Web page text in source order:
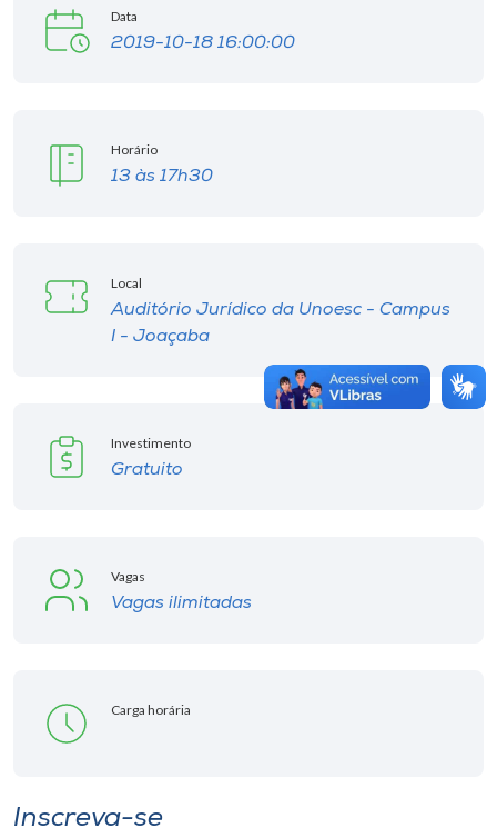
Data
2019-10-18 16:00:00
Horário
13 às 17h30
Local
Auditório Jurídico da Unoesc - Campus
I - Joaçaba
Investimento
Gratuito
Vagas
Vagas ilimitadas
Carga horária
Inscreva-se